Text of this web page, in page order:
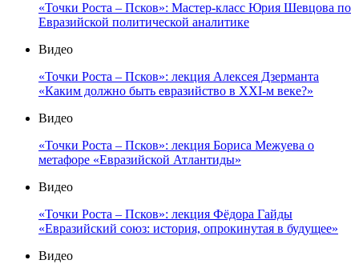
«Точки Роста – Псков»: Мастер-класс Юрия Шевцова по
Евразийской политической аналитике
Видео
«Точки Роста – Псков»: лекция Алексея Дзерманта
«Каким должно быть евразийство в XXI-м веке?»
Видео
«Точки Роста – Псков»: лекция Бориса Межуева о
метафоре «Евразийской Атлантиды»
Видео
«Точки Роста – Псков»: лекция Фёдора Гайды
«Евразийский союз: история, опрокинутая в будущее»
Видео